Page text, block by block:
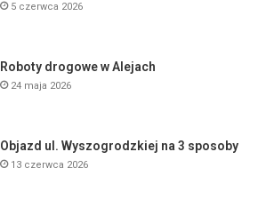
5 czerwca 2026
Roboty drogowe w Alejach
24 maja 2026
Objazd ul. Wyszogrodzkiej na 3 sposoby
13 czerwca 2026